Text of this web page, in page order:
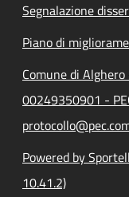
Segnalazione
Piano di
Comune di
00249350901 -
Powered by
10.41.2)